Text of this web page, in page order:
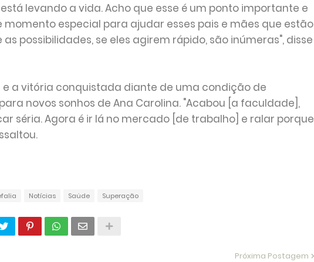
levando a vida. Acho que esse é um ponto importante e
momento especial para ajudar esses pais e mães que estão
possibilidades, se eles agirem rápido, são inúmeras", disse
a vitória conquistada diante de uma condição de
novos sonhos de Ana Carolina. "Acabou [a faculdade],
séria. Agora é ir lá no mercado [de trabalho] e ralar porque
Notícias Saúde Superação
Próxima Postagem